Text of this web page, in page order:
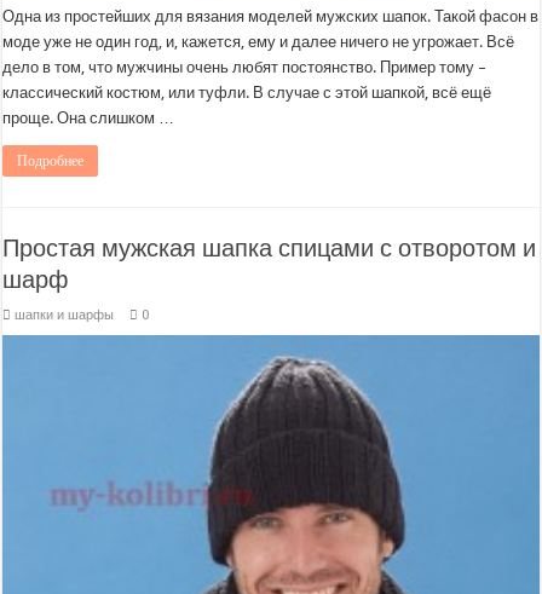
Одна из простейших для вязания моделей мужских шапок. Такой фасон в
моде уже не один год, и, кажется, ему и далее ничего не угрожает. Всё
дело в том, что мужчины очень любят постоянство. Пример тому –
классический костюм, или туфли. В случае с этой шапкой, всё ещё
проще. Она слишком …
Подробнее
Простая мужская шапка спицами с отворотом и
шарф
шапки и шарфы 0